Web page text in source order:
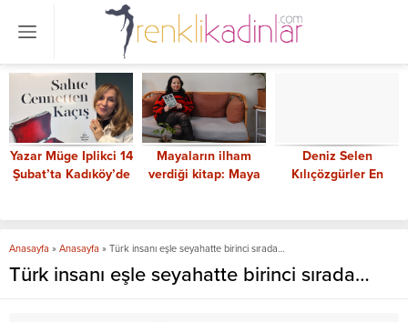
Yazar Müge Iplikci 14
Şubat’ta Kadıköy’de
Mayaların ilham
verdiği kitap: Maya
Deniz Selen
Kılıçözgürler En
Anasayfa » Anasayfa » Türk insanı eşle seyahatte birinci sırada…
Türk insanı eşle seyahatte birinci sırada…